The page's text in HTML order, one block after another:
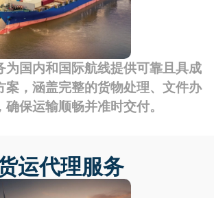
为国内和国际航线提供可靠且具成
案，涵盖完整的货物处理、文件办
保运输顺畅并准时交付。
运代理服务